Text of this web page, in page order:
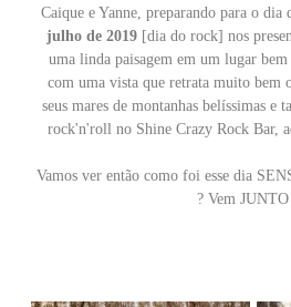
Caique e Yanne, preparando para o dia
julho de 2019[dia do rock] nos
uma linda paisagem em um lugar
com uma vista que retrata muito bem
seus mares de montanhas belíssimas e
rock'n'roll no Shine Crazy Rock Bar,
Vamos ver então como foi esse dia
? Vem